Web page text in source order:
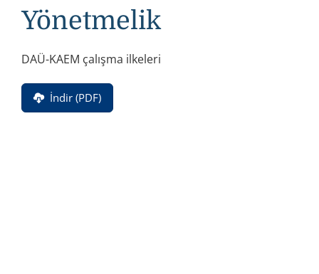
Yönetmelik
DAÜ-KAEM çalışma ilkeleri
İndir (PDF)